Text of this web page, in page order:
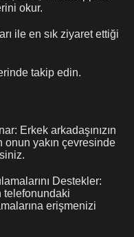
okur.
ile en sık ziyaret ettiği
takip edin.
Erkek arkadaşınızın
yakın çevresinde
Destekler:
telefonundaki
erişmenizi